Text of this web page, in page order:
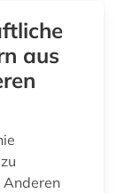
aus
Anderen